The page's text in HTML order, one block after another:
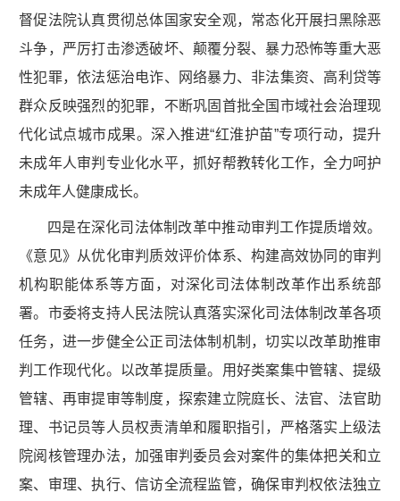
督促法院认真贯彻总体国家安全观，常态化开展扫黑除恶
斗争，严厉打击渗透破坏、颠覆分裂、暴力恐怖等重大恶
性犯罪，依法惩治电诈、网络暴力、非法集资、高利贷等
群众反映强烈的犯罪，不断巩固首批全国市域社会治理现
代化试点城市成果。深入推进“红淮护苗”专项行动，提升
未成年人审判专业化水平，抓好帮教转化工作，全力呵护
未成年人健康成长。
四是在深化司法体制改革中推动审判工作提质增效。
《意见》从优化审判质效评价体系、构建高效协同的审判
机构职能体系等方面，对深化司法体制改革作出系统部
署。市委将支持人民法院认真落实深化司法体制改革各项
任务，进一步健全公正司法体制机制，切实以改革助推审
判工作现代化。以改革提质量。用好类案集中管辖、提级
管辖、再审提审等制度，探索建立院庭长、法官、法官助
理、书记员等人员权责清单和履职指引，严格落实上级法
院阅核管理办法，加强审判委员会对案件的集体把关和立
案、审理、执行、信访全流程监管，确保审判权依法独立